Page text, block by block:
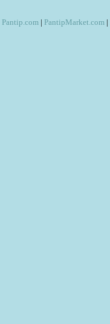
Pantip.com | PantipMarket.com |